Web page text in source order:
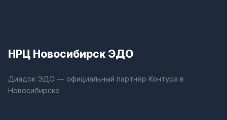
НРЦ Новосибирск ЭДО
Диадок ЭДО — официальный партнёр Контура в
Новосибирске